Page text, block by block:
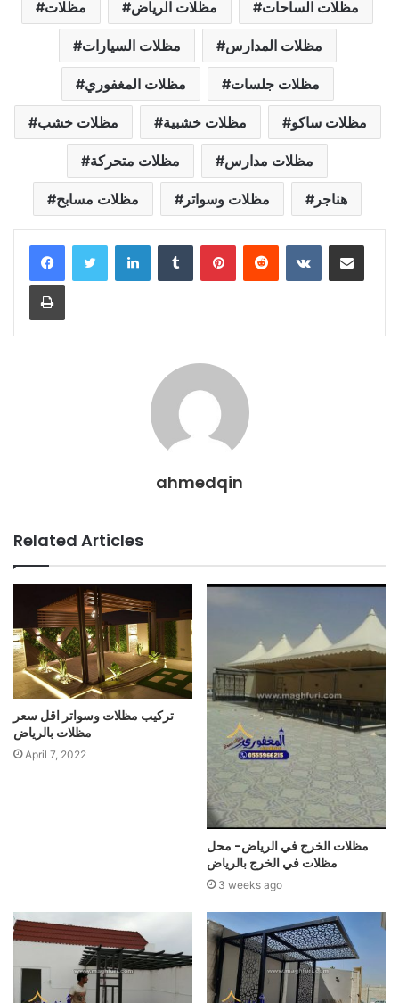
مظلات مظلات الرياض مظلات الساحات
مظلات السيارات مظلات المدارس
مظلات المغفوري مظلات جلسات
مظلات خشب مظلات خشبية مظلات ساكو
مظلات متحركة مظلات مدارس
مظلات مسابح مظلات وسواتر هناجر
LinkedInTumblr PinterestReddit VKontakteShare via Email
Print
ahmedqin
Related Articles
تركيب مظلات وسواتر اقل سعر
مظلات بالرياض
April 7, 2022
مظلات الخرج في الرياض- محل
مظلات في الخرج بالرياض
3 weeks ago